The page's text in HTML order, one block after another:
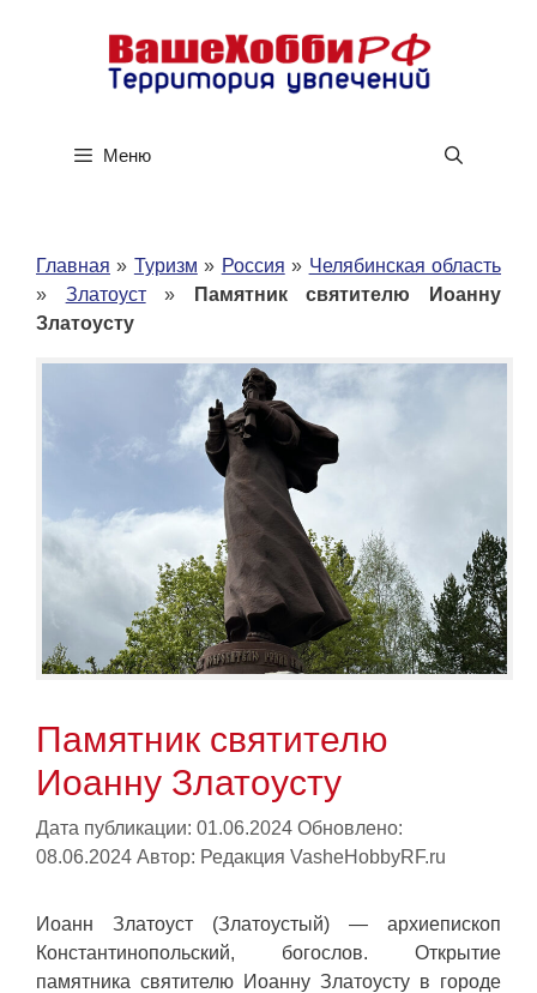
содержимому
Меню
Главная » Туризм » Россия » Челябинская область
» Златоуст»
Памятник святителю Иоанну
Златоусту
Памятник святителю
Иоанну Златоусту
Дата публикации: 01.06.2024 Обновлено:
08.06.2024 Автор: Редакция VasheHobbyRF.ru
Иоанн Златоуст (Златоустый) — архиепископ
Константинопольский, богослов. Открытие
памятника святителю Иоанну Златоусту в городе